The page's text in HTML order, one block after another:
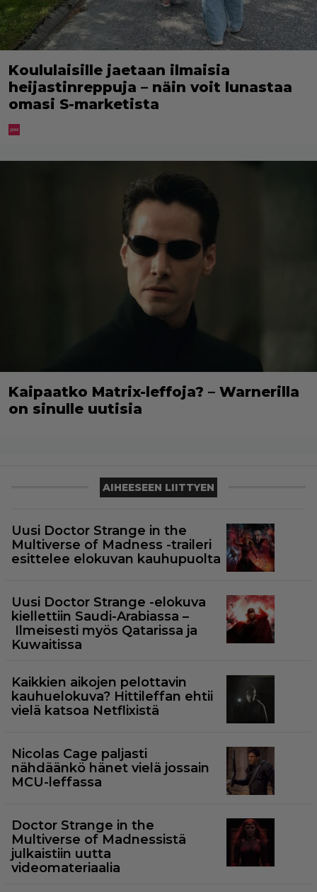
Koululaisille jaetaan ilmaisia
heijastinreppuja – näin voit lunastaa
omasi S-marketista
Kaipaatko Matrix-leffoja? – Warnerilla
on sinulle uutisia
AIHEESEEN LIITTYEN
Uusi Doctor Strange in the
Multiverse of Madness -traileri
esittelee elokuvan kauhupuolta
Uusi Doctor Strange -elokuva
kiellettiin Saudi-Arabiassa –
Ilmeisesti myös Qatarissa ja
Kuwaitissa
Kaikkien aikojen pelottavin
kauhuelokuva? Hittileffan ehtii
vielä katsoa Netflixistä
Nicolas Cage paljasti
nähdäänkö hänet vielä jossain
MCU-leffassa
Doctor Strange in the
Multiverse of Madnessistä
julkaistiin uutta
videomateriaalia